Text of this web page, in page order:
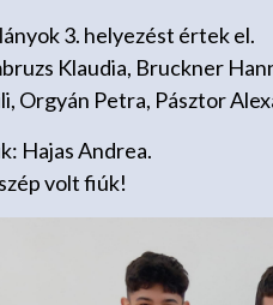
3. helyezést értek el.
Klaudia, Bruckner
Orgyán Petra, Pásztor
Hajas Andrea.
volt fiúk!